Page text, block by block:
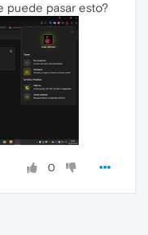
puede pasar esto?
0